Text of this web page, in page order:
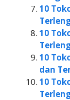
10
10
10
dan
10